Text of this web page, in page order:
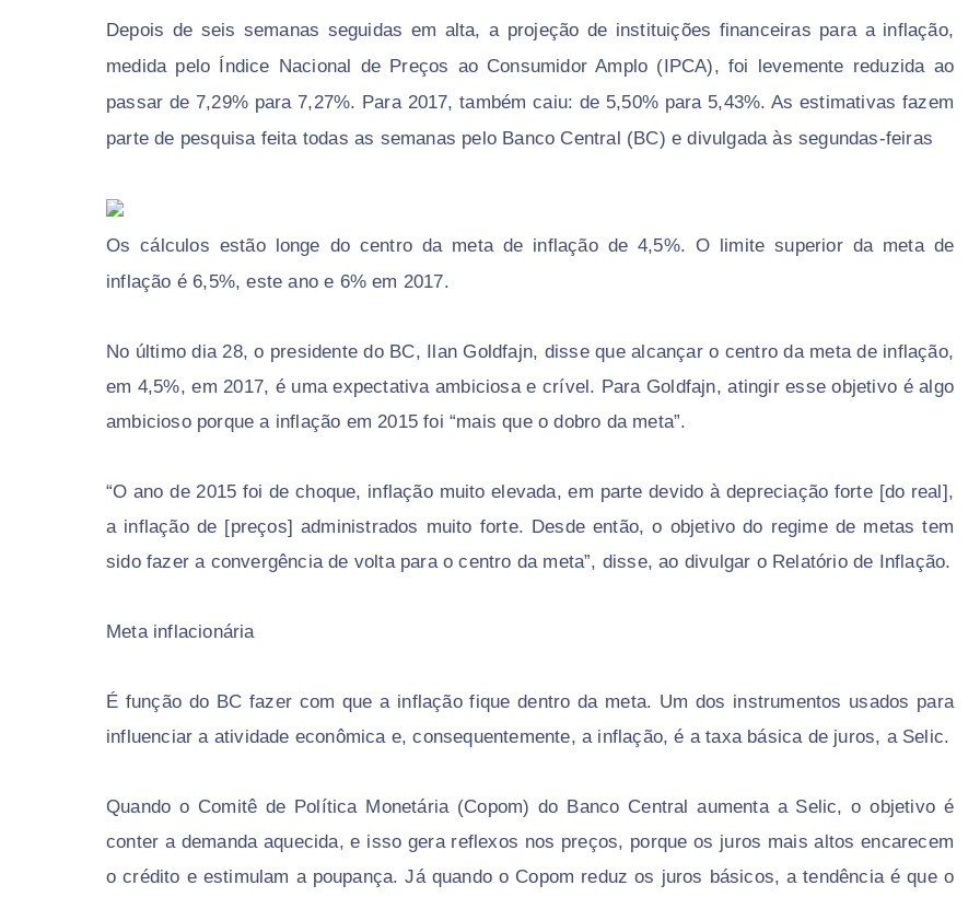
Depois de seis semanas seguidas em alta, a projeção de instituições financeiras para a inflação,
medida pelo Índice Nacional de Preços ao Consumidor Amplo (IPCA), foi levemente reduzida ao
passar de 7,29% para 7,27%. Para 2017, também caiu: de 5,50% para 5,43%. As estimativas fazem
parte de pesquisa feita todas as semanas pelo Banco Central (BC) e divulgada às segundas-feiras
Os cálculos estão longe do centro da meta de inflação de 4,5%. O limite superior da meta de
inflação é 6,5%, este ano e 6% em 2017.
No último dia 28, o presidente do BC, Ilan Goldfajn, disse que alcançar o centro da meta de inflação,
em 4,5%, em 2017, é uma expectativa ambiciosa e crível. Para Goldfajn, atingir esse objetivo é algo
ambicioso porque a inflação em 2015 foi “mais que o dobro da meta”.
“O ano de 2015 foi de choque, inflação muito elevada, em parte devido à depreciação forte [do real],
a inflação de [preços] administrados muito forte. Desde então, o objetivo do regime de metas tem
sido fazer a convergência de volta para o centro da meta”, disse, ao divulgar o Relatório de Inflação.
Meta inflacionária
É função do BC fazer com que a inflação fique dentro da meta. Um dos instrumentos usados para
influenciar a atividade econômica e, consequentemente, a inflação, é a taxa básica de juros, a Selic.
Quando o Comitê de Política Monetária (Copom) do Banco Central aumenta a Selic, o objetivo é
conter a demanda aquecida, e isso gera reflexos nos preços, porque os juros mais altos encarecem
o crédito e estimulam a poupança. Já quando o Copom reduz os juros básicos, a tendência é que o